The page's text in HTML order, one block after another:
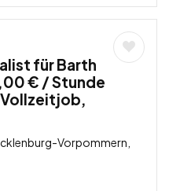
für Barth
€ / Stunde
Vorpommern,